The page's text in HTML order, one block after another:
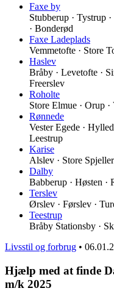
Faxe by
Stubberup · Tystrup
· Bonderød
Faxe Ladeplads
Vemmetofte · Store
Haslev
Bråby · Levetofte ·
Freerslev
Roholte
Store Elmue · Orup
Rønnede
Vester Egede ·
Leestrup
Karise
Alslev · Store
Dalby
Babberup · Høsten ·
Terslev
Ørslev · Førslev ·
Teestrup
Bråby Stationsby ·
Livsstil og forbrug •
Hjælp med at finde
m/k 2025